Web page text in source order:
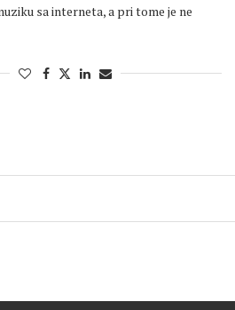
sa interneta, a pri tome je ne